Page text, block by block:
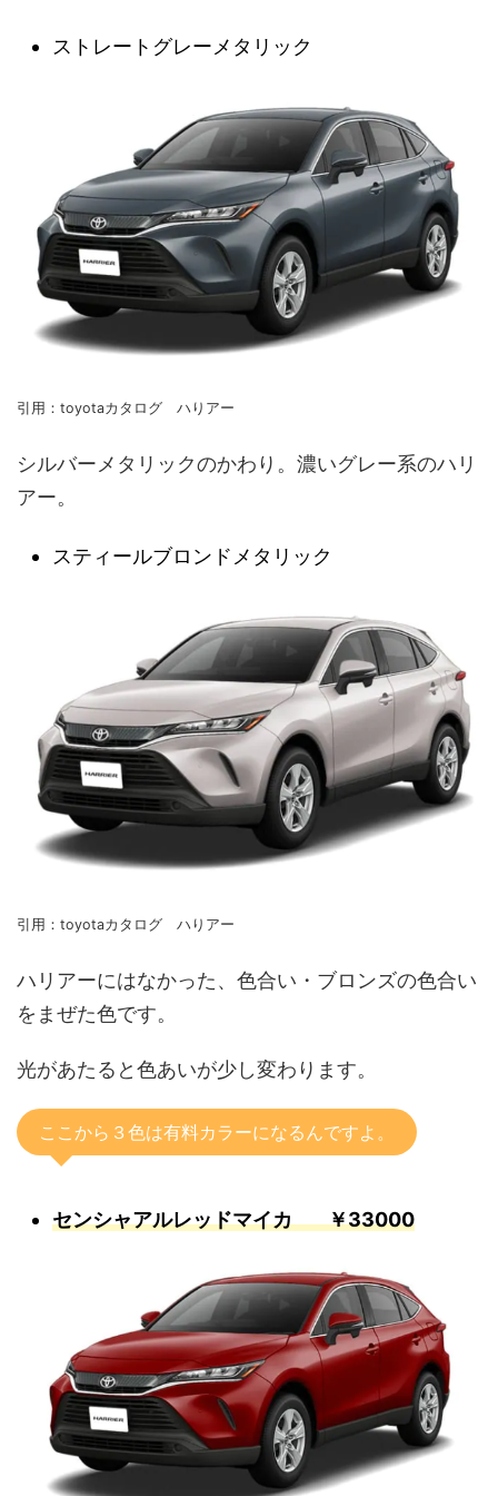
ストレートグレーメタリック
引用：toyotaカタログ ハりアー
シルバーメタリックのかわり。濃いグレー系のハリ
アー。
スティールブロンドメタリック
引用：toyotaカタログ ハりアー
ハリアーにはなかった、色合い・ブロンズの色合い
をまぜた色です。
光があたると色あいが少し変わります。
ここから３色は有料カラーになるんですよ。
センシャアルレッドマイカ ￥33000